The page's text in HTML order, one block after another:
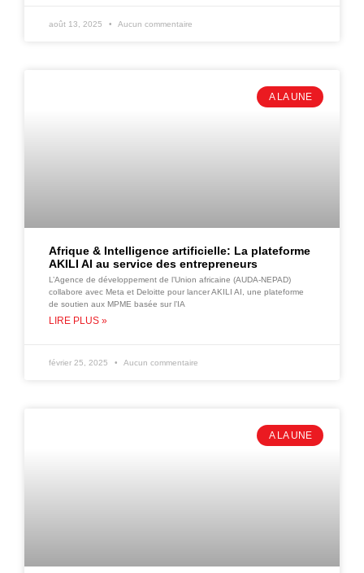
août 13, 2025 Aucun commentaire
A LA UNE
Afrique & Intelligence artificielle: La plateforme
AKILI AI au service des entrepreneurs
L’Agence de développement de l’Union africaine (AUDA-NEPAD)
collabore avec Meta et Deloitte pour lancer AKILI AI, une plateforme
de soutien aux MPME basée sur l’IA
LIRE PLUS »
février 25, 2025 Aucun commentaire
A LA UNE